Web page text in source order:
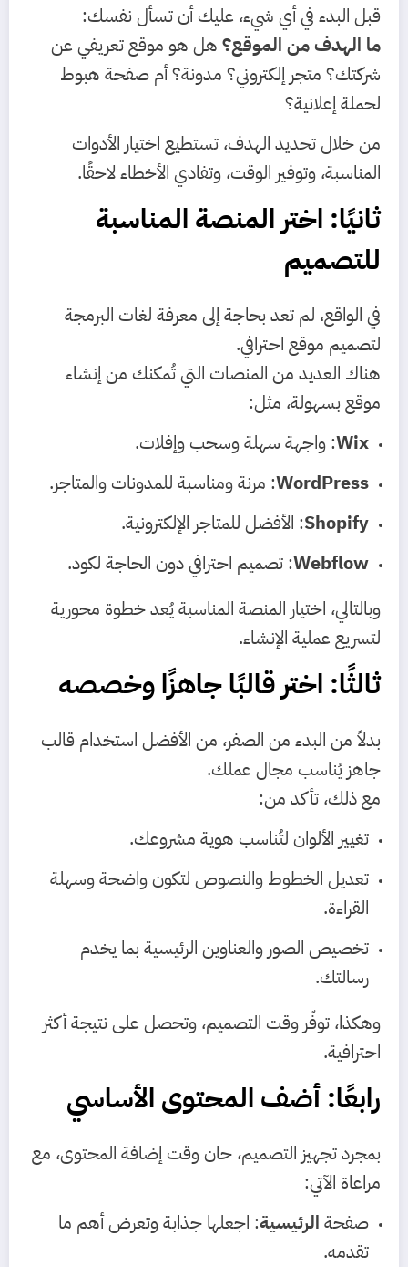
قبل البدء في أي شيء، عليك أن تسأل نفسك:
ما الهدف من الموقع؟ هل هو موقع تعريفي عن
شركتك؟ متجر إلكتروني؟ مدونة؟ أم صفحة هبوط
لحملة إعلانية؟
من خلال تحديد الهدف، تستطيع اختيار الأدوات
المناسبة، وتوفير الوقت، وتفادي الأخطاء لاحقًا.
ثانيًا: اختر المنصة المناسبة
للتصميم
في الواقع، لم تعد بحاجة إلى معرفة لغات البرمجة
لتصميم موقع احترافي.
هناك العديد من المنصات التي تُمكنك من إنشاء
موقع بسهولة، مثل:
Wix: واجهة سهلة وسحب وإفلات.
WordPress: مرنة ومناسبة للمدونات والمتاجر.
Shopify: الأفضل للمتاجر الإلكترونية.
Webflow: تصميم احترافي دون الحاجة لكود.
وبالتالي، اختيار المنصة المناسبة يُعد خطوة محورية
لتسريع عملية الإنشاء.
ثالثًا: اختر قالبًا جاهزًا وخصصه
بدلاً من البدء من الصفر، من الأفضل استخدام قالب
جاهز يُناسب مجال عملك.
مع ذلك، تأكد من:
تغيير الألوان لتُناسب هوية مشروعك.
تعديل الخطوط والنصوص لتكون واضحة وسهلة
القراءة.
تخصيص الصور والعناوين الرئيسية بما يخدم
رسالتك.
وهكذا، توفّر وقت التصميم، وتحصل على نتيجة أكثر
احترافية.
رابعًا: أضف المحتوى الأساسي
بمجرد تجهيز التصميم، حان وقت إضافة المحتوى، مع
مراعاة الآتي:
صفحة الرئيسية: اجعلها جذابة وتعرض أهم ما
تقدمه.